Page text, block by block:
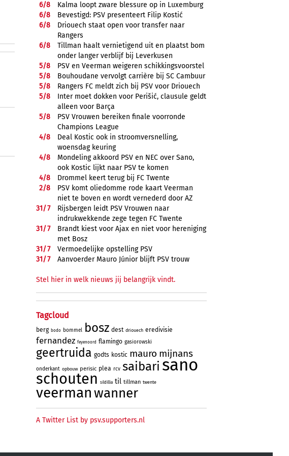
6/8
Kalma loopt zware blessure op in Luxemburg
6/8
Bevestigd: PSV presenteert Filip Kostić
6/8
Driouech staat open voor transfer naar
Rangers
6/8
Tillman haalt vernietigend uit en plaatst bom
onder langer verblijf bij Leverkusen
5/8
PSV en Veerman weigeren schikkingsvoorstel
5/8
Bouhoudane vervolgt carrière bij SC Cambuur
5/8
Rangers FC meldt zich bij PSV voor Driouech
5/8
Inter moet dokken voor Perišić, clausule geldt
alleen voor Barça
5/8
PSV Vrouwen bereiken finale voorronde
Champions League
4/8
Deal Kostic ook in stroomversnelling,
woensdag keuring
4/8
Mondeling akkoord PSV en NEC over Sano,
ook Kostic lijkt naar PSV te komen
4/8
Drommel keert terug bij FC Twente
2/8
PSV komt oliedomme rode kaart Veerman
niet te boven en wordt vernederd door AZ
31/7
Rijsbergen leidt PSV Vrouwen naar
indrukwekkende zege tegen FC Twente
31/7
Brandt kiest voor Ajax en niet voor hereniging
met Bosz
31/7
Vermoedelijke opstelling PSV
31/7 Aanvoerder Mauro Júnior blijft PSV trouw
Stel hier in welk nieuws jij belangrijk vindt.
Tagcloud
berg bodo bommel bosz dest driouech eredivisie
fernandez feyenoord flamingo gasiorowski
geertruida godts kostic mauro mijnans
onderkant opbouw perisic plea rcv saibari sano
schouten sildillia til tillman twente
veermanwanner
A Twitter List by psv.supporters.nl